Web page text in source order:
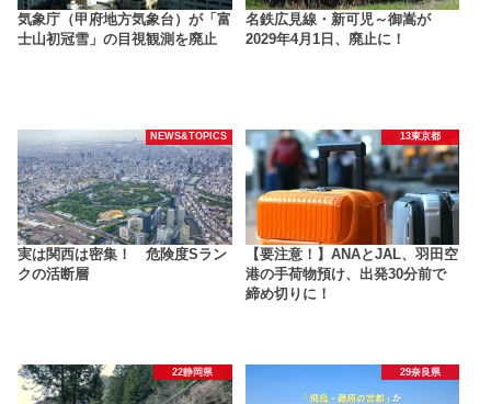
気象庁（甲府地方気象台）が「富
士山初冠雪」の目視観測を廃止
名鉄広見線・新可児～御嵩が
2029年4月1日、廃止に！
NEWS&TOPICS
実は関西は密集！ 危険度Sラン
クの活断層
13東京都
【要注意！】ANAとJAL、羽田空
港の手荷物預け、出発30分前で
締め切りに！
22静岡県 29奈良県